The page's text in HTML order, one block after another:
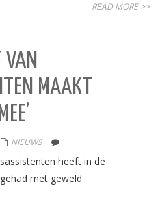
READ MORE >>
VAN
MAAKT
NIEUWS
heeft in de
met geweld.